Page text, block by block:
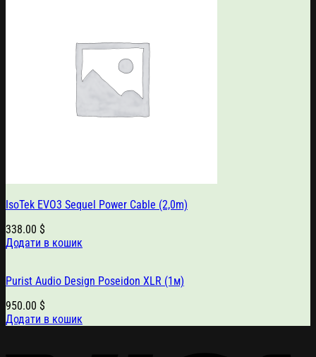
IsoTek EVO3 Sequel Power Cable (2,0m)
338.00 $
Додати в кошик
Purist Audio Design Poseidon XLR (1м)
950.00 $
Додати в кошик